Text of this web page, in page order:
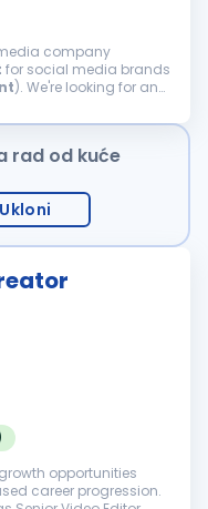
company
for social media brands
). We're looking for an
rad od kuće
Ukloni
opportunities
career progression.